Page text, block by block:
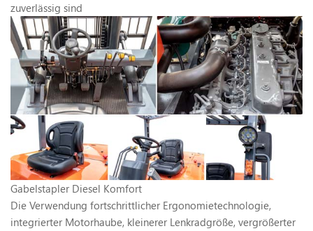
zuverlässig sind
Gabelstapler Diesel Komfort
Die Verwendung fortschrittlicher Ergonomietechnologie,
integrierter Motorhaube, kleinerer Lenkradgröße, vergrößerter